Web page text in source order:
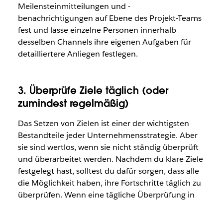
Meilensteinmitteilungen und -
benachrichtigungen auf Ebene des Projekt-Teams
fest und lasse einzelne Personen innerhalb
desselben Channels ihre eigenen Aufgaben für
detailliertere Anliegen festlegen.
3. Überprüfe Ziele täglich (oder
zumindest regelmäßig)
Das Setzen von Zielen ist einer der wichtigsten
Bestandteile jeder Unternehmensstrategie. Aber
sie sind wertlos, wenn sie nicht ständig überprüft
und überarbeitet werden. Nachdem du klare Ziele
festgelegt hast, solltest du dafür sorgen, dass alle
die Möglichkeit haben, ihre Fortschritte täglich zu
überprüfen. Wenn eine tägliche Überprüfung in